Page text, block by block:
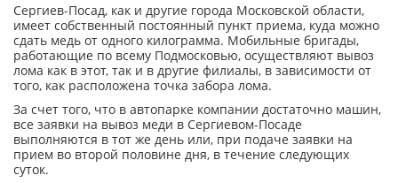
Сергиев-Посад, как и другие города Московской области,
имеет собственный постоянный пункт приема, куда можно
сдать медь от одного килограмма. Мобильные бригады,
работающие по всему Подмосковью, осуществляют вывоз
лома как в этот, так и в другие филиалы, в зависимости от
того, как расположена точка забора лома.
За счет того, что в автопарке компании достаточно машин,
все заявки на вывоз меди в Сергиевом-Посаде
выполняются в тот же день или, при подаче заявки на
прием во второй половине дня, в течение следующих
суток.